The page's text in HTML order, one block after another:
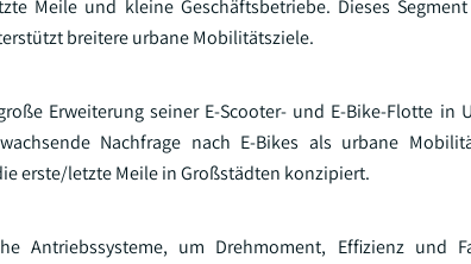
Meile und kleine Geschäftsbetriebe. Dieses
breitere urbane Mobilitätsziele.
Erweiterung seiner E-Scooter- und E-Bike-Flotte in
Nachfrage nach E-Bikes als urbane
erste/letzte Meile in Großstädten konzipiert.
Antriebssysteme, um Drehmoment, Effizienz und